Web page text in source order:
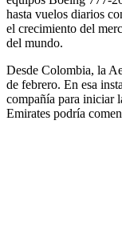
hasta vuelos diarios
el crecimiento del
del mundo.
Desde Colombia, la
de febrero. En esa
compañía para iniciar
Emirates podría